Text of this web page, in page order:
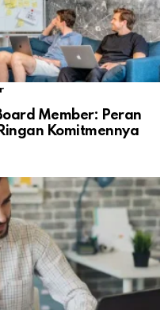
Member: Peran
Komitmennya